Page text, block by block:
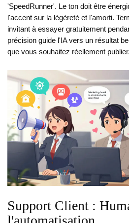
'SpeedRunner'. Le ton doit être
l'accent sur la légèreté et l'amorti.
invitant à essayer gratuitement
précision guide l'IA vers un résultat
que vous souhaitez réellement publier.
Support Client :